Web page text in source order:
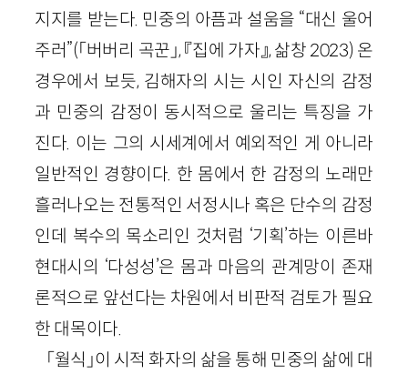
지지를 받는다. 민중의 아픔과 설움을 “대신 울어
주러”(「버버리 곡꾼」, 『집에 가자』, 삶창 2023) 온
경우에서 보듯, 김해자의 시는 시인 자신의 감정
과 민중의 감정이 동시적으로 울리는 특징을 가
진다. 이는 그의 시세계에서 예외적인 게 아니라
일반적인 경향이다. 한 몸에서 한 감정의 노래만
흘러나오는 전통적인 서정시나 혹은 단수의 감정
인데 복수의 목소리인 것처럼 ‘기획’하는 이른바
현대시의 ‘다성성’은 몸과 마음의 관계망이 존재
론적으로 앞선다는 차원에서 비판적 검토가 필요
한 대목이다.
「월식」이 시적 화자의 삶을 통해 민중의 삶에 대